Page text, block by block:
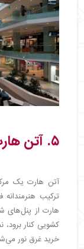
۵. آتن هارت
آتن هارت یک
ترکیب
هارت از
کشویی کنار برود،
خرید غرق نور